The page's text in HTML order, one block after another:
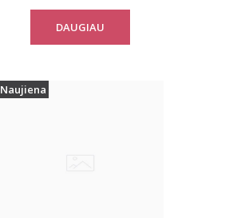
DAUGIAU
Naujiena